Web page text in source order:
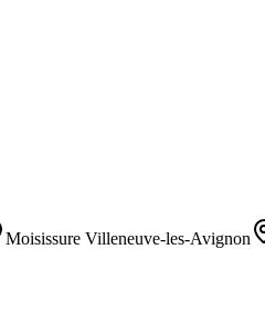
Moisissure Villeneuve-les-Avignon